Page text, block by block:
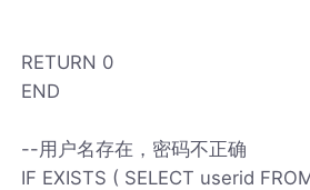
RETURN 0
END
--用户名存在，密码不正确
IF EXISTS ( SELECT userid